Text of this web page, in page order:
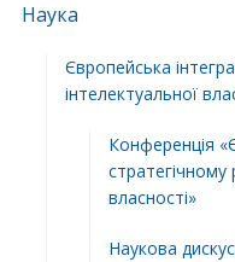
Наука
Європейська
інтелектуальної
Конференція
стратегічному
власності»
Наукова